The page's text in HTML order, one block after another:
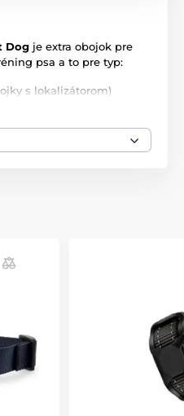
Dog je extra obojok pre
psa a to pre typ:
s lokalizátorom)
lokalizačného
zároveň ovláda
Obrázky majú len
kategóriách